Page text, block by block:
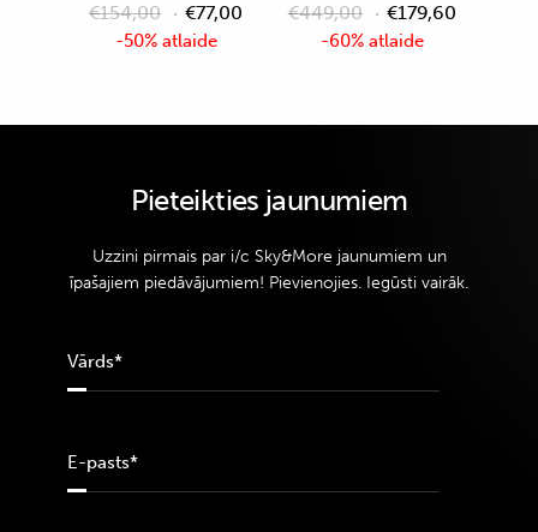
-50% atlaide
€154,00 €77,00
-60% atlaide
€449,00 €179,60
Pieteikties jaunumiem
Uzzini pirmais par i/c Sky&More jaunumiem un
īpašajiem piedāvājumiem! Pievienojies. Iegūsti vairāk.